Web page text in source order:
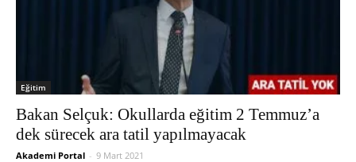
Eğitim
Bakan Selçuk: Okullarda eğitim 2 Temmuz’a
dek sürecek ara tatil yapılmayacak
Akademi Portal - 9 Mart 2021